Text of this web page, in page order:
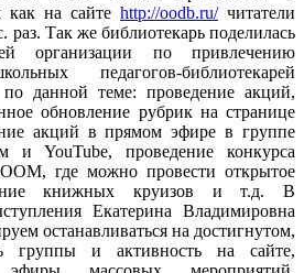
как на сайте http://oodb.ru/читатели
раз. Так же библиотекарь поделилась
организации по привлечению
педагогов-библиотекарей
данной теме: проведение акций,
обновление рубрик на странице
акций в прямом эфире в группе
и YouTube, проведение конкурса
где можно провести открытое
книжных круизов и т.д. В
Екатерина Владимировна
останавливаться на достигнутом,
группы и активность на сайте,